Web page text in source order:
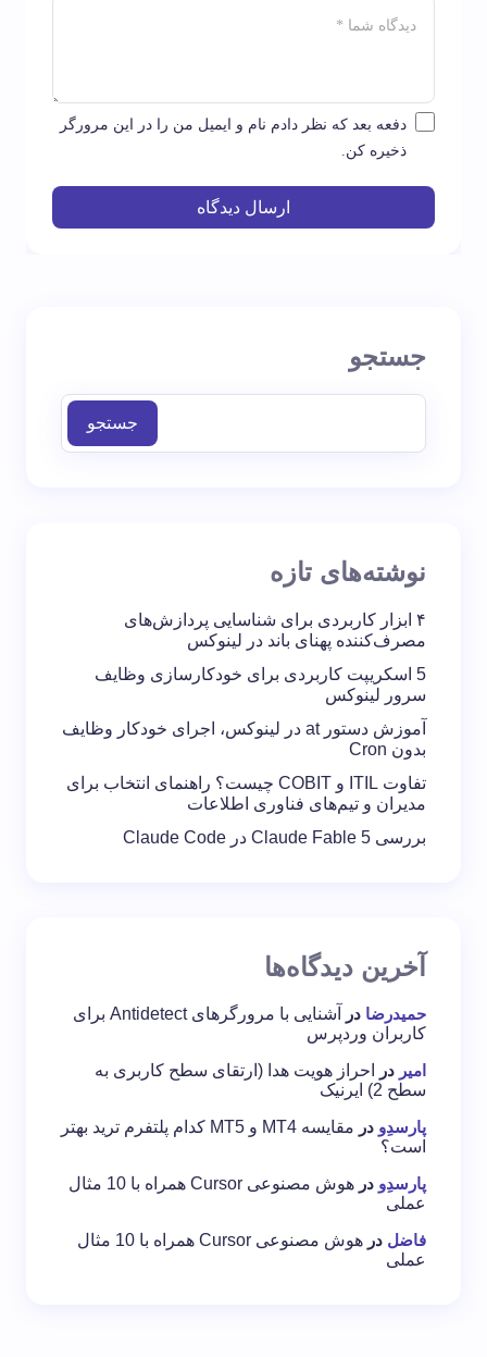
دفعه بعد که نظر دادم نام و ایمیل من را در این مرورگر
ذخیره کن.
ارسال دیدگاه
جستجو
جستجو
نوشته‌های تازه
۴ ابزار کاربردی برای شناسایی پردازش‌های
مصرف‌کننده پهنای باند در لینوکس
5 اسکریپت کاربردی برای خودکارسازی وظایف
سرور لینوکس
آموزش دستور at در لینوکس، اجرای خودکار وظایف
بدون Cron
تفاوت ITIL و COBIT چیست؟ راهنمای انتخاب برای
مدیران و تیم‌های فناوری اطلاعات
بررسی Claude Fable 5 در Claude Code
آخرین دیدگاه‌ها
حمیدرضا در
آشنایی با مرورگرهای Antidetect برای
کاربران وردپرس
امیر در
احراز هویت هدا (ارتقای سطح کاربری به
سطح 2) ایرنیک
پارسدِو در
مقایسه MT4 و MT5 کدام پلتفرم ترید بهتر
است؟
پارسدِو در
هوش مصنوعی Cursor همراه با 10 مثال
عملی
فاضل در
هوش مصنوعی Cursor همراه با 10 مثال
عملی